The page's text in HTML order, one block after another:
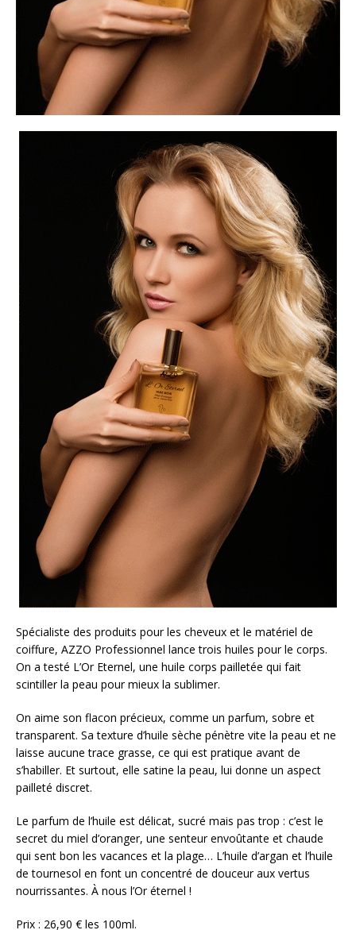
Spécialiste des produits pour les cheveux et le matériel de
coiffure, AZZO Professionnel lance trois huiles pour le corps.
On a testé L’Or Eternel, une huile corps pailletée qui fait
scintiller la peau pour mieux la sublimer.
On aime son flacon précieux, comme un parfum, sobre et
transparent. Sa texture d’huile sèche pénètre vite la peau et ne
laisse aucune trace grasse, ce qui est pratique avant de
s’habiller. Et surtout, elle satine la peau, lui donne un aspect
pailleté discret.
Le parfum de l’huile est délicat, sucré mais pas trop : c’est le
secret du miel d’oranger, une senteur envoûtante et chaude
qui sent bon les vacances et la plage… L’huile d’argan et l’huile
de tournesol en font un concentré de douceur aux vertus
nourrissantes. À nous l’Or éternel !
Prix : 26,90 € les 100ml.